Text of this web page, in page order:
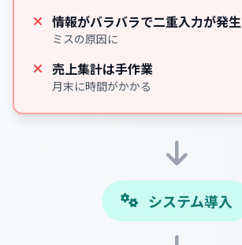
情報がバラバラで二重入力が発生
ミスの原因に
売上集計は手作業
月末に時間がかかる
システム導入